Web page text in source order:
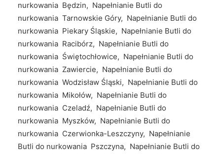
nurkowania Będzin, Napełnianie Butli do
nurkowania Tarnowskie Góry, Napełnianie Butli do
nurkowania Piekary Śląskie, Napełnianie Butli do
nurkowania Racibórz, Napełnianie Butli do
nurkowania Świętochłowice, Napełnianie Butli do
nurkowania Zawiercie, Napełnianie Butli do
nurkowania Wodzisław Śląski, Napełnianie Butli do
nurkowania Mikołów, Napełnianie Butli do
nurkowania Czeladź, Napełnianie Butli do
nurkowania Myszków, Napełnianie Butli do
nurkowania Czerwionka-Leszczyny, Napełnianie
Butli do nurkowania Pszczyna, Napełnianie Butli do